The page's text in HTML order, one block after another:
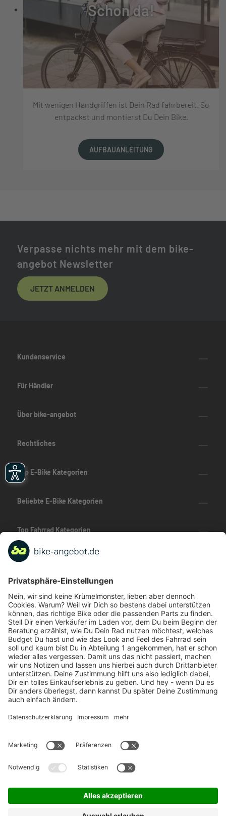
Schon da!
Mit wenigen Handgriffen ist Dein Rad fahrbereit. So
entpackst und montierst Du Dein Bike.
AUFBAUANLEITUNG
Verpasse nichts mehr mit dem bike-
angebot Newsletter
JETZT ANMELDEN
Kundenservice
Für Händler
Über bike-angebot
Rechtliches
Top E-Bike Kategorien
Beliebte E-Bike Kategorien
Top Fahrrad Kategorien
Beliebte Fahrrad-Kategorien
Marken-Highlights
TOP-Marken
ZAHLUNGSARTEN / RATENKAUF
FÜR ARBEITGEBER & ARBEITNEHMER